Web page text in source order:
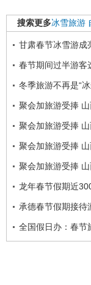
搜索更多冰雪旅游
甘肃春节冰雪游成
春节期间过半游客
冬季旅游不再是“
聚会加旅游受捧
聚会加旅游受捧
聚会加旅游受捧
聚会加旅游受捧
龙年春节假期近
承德春节假期接待
全国假日办：春节